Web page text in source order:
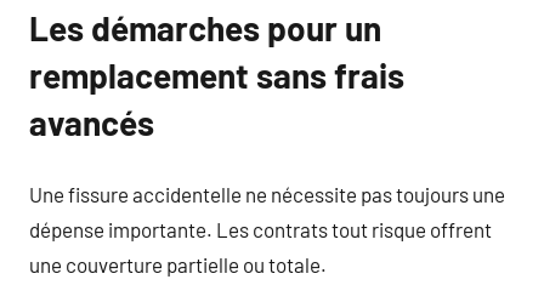
Les démarches pour un
remplacement sans frais
avancés
Une fissure accidentelle ne nécessite pas toujours une
dépense importante. Les contrats tout risque offrent
une couverture partielle ou totale.